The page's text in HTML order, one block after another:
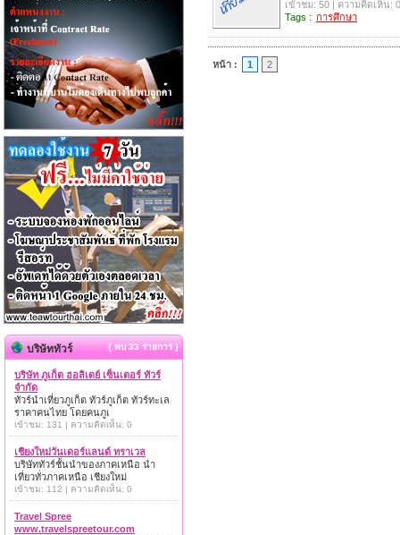
เข้าชม: 50 | ความคิดเห็น: 0
Tags : การศึกษา
หน้า : 1 2
บริษัททัวร์ { พบ 33 รายการ }
บริษัท ภูเก็ต ฮอลิเดย์ เซ็นเตอร์ ทัวร์
จำกัด
ทัวร์นำเที่ยวภูเก็ต ทัวร์ภูเก็ต ทัวร์ทะเล
ราคาคนไทย โดยคนภูเ
เข้าชม: 131 | ความคิดเห็น: 0
เชียงใหม่วันเดอร์แลนด์ ทราเวล
บริษัททัวร์ชั้นนำของภาคเหนือ นำ
เที่ยวทั่วภาคเหนือ เชียงใหม่
เข้าชม: 112 | ความคิดเห็น: 0
Travel Spree
www.travelspreetour.com